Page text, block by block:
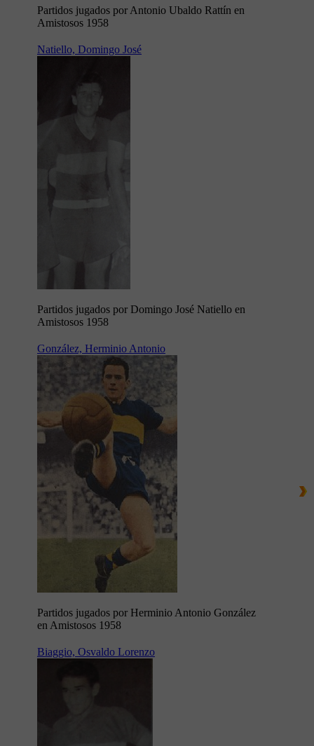
Partidos jugados por Antonio Ubaldo Rattín en
Amistosos 1958
Natiello, Domingo José
Partidos jugados por Domingo José Natiello en
Amistosos 1958
González, Herminio Antonio
Partidos jugados por Herminio Antonio González
en Amistosos 1958
Biaggio, Osvaldo Lorenzo